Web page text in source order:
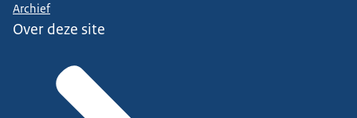
Archief
Over deze site